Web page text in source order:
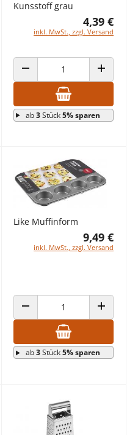
ERHÖHEN
Kunsstoff grau
4,39 €
inkl. MwSt., zzgl. Versand
ANZAHL VERRINGERN ANZAHL
ab3Stück5% sparen
ERHÖHEN
Like Muffinform
9,49 €
inkl. MwSt., zzgl. Versand
ANZAHL VERRINGERN ANZAHL
ab3Stück5% sparen